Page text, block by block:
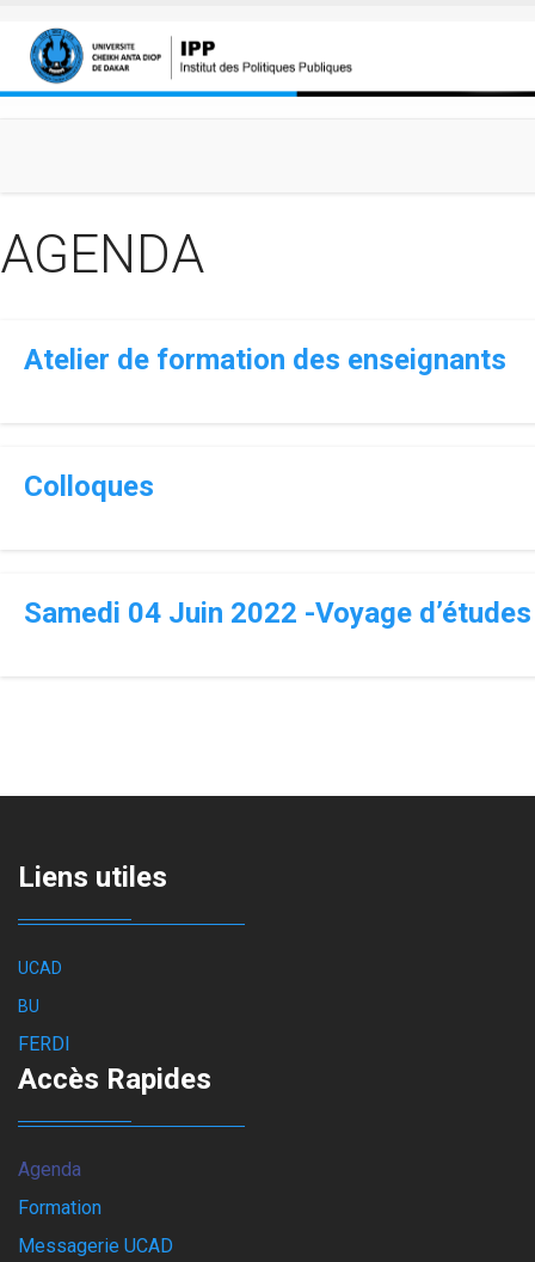
AGENDA
Atelier de formation des enseignants
Colloques
Samedi 04 Juin 2022 -Voyage
Liens utiles
UCAD
BU
FERDI
Accès Rapides
Agenda
Formation
Messagerie UCAD